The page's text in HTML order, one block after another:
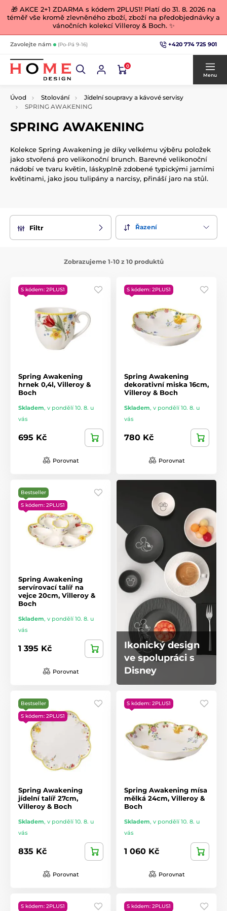
🎁 AKCE 2+1 ZDARMA s kódem 2PLUS1! Platí do 31. 8. 2026 na
téměř vše kromě zlevněného zboží, zboží na předobjednávky a
vánočních kolekcí Villeroy & Boch. ✨
Zavolejte nám (Po-Pá 9-16) +420 774 725 901
0
Menu
Úvod Stolování
Jídelní soupravy a kávové servisy
SPRING AWAKENING
SPRING AWAKENING
Kolekce Spring Awakening je díky velkému výběru položek
jako stvořená pro velikonoční brunch. Barevné velikonoční
nádobí ve tvaru květin, láskyplně zdobené typickými jarními
květinami, jako jsou tulipány a narcisy, přináší jaro na stůl.
Filtr Řazení
Zobrazujeme 1-10 z 10 produktů
S kódem: 2PLUS1
Spring Awakening
hrnek 0,4l, Villeroy &
Boch
Skladem, v pondělí 10. 8. u
vás
695 Kč
Porovnat
S kódem: 2PLUS1
Spring Awakening
dekorativní miska 16cm,
Villeroy & Boch
Skladem, v pondělí 10. 8. u
vás
780 Kč
Porovnat
Bestseller
S kódem: 2PLUS1
Spring Awakening
servírovací talíř na
vejce 20cm, Villeroy &
Boch
Skladem, v pondělí 10. 8. u
vás
1 395 Kč
Porovnat
Ikonický design
ve spolupráci s
Disney
Bestseller
S kódem: 2PLUS1
Spring Awakening
jídelní talíř 27cm,
Villeroy & Boch
Skladem, v pondělí 10. 8. u
vás
835 Kč
Porovnat
S kódem: 2PLUS1
Spring Awakening mísa
mělká 24cm, Villeroy &
Boch
Skladem, v pondělí 10. 8. u
vás
1 060 Kč
Porovnat
S kódem: 2PLUS1 S kódem: 2PLUS1